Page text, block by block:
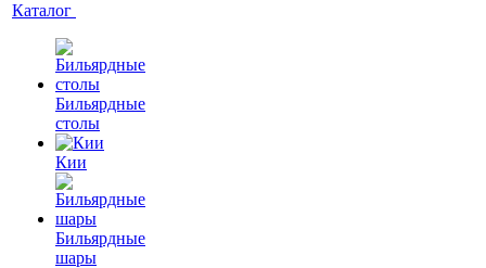
Каталог
Бильярдные
столы
Кии
Бильярдные
шары